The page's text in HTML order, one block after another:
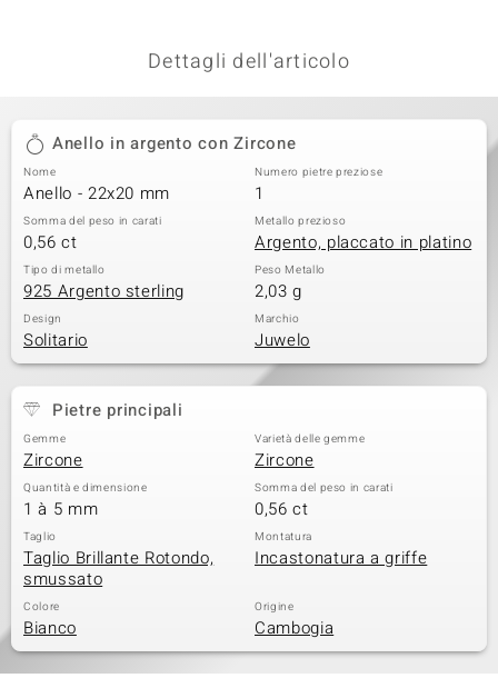
Dettagli dell'articolo
Anello in argento con Zircone
Nome
Anello - 22x20 mm
Numero pietre preziose
1
Somma del peso in carati
0,56 ct
Metallo prezioso
Argento, placcato in platino
Tipo di metallo
925 Argento sterling
Peso Metallo
2,03 g
Design
Solitario
Marchio
Juwelo
Pietre principali
Gemme
Zircone
Varietà delle gemme
Zircone
Quantità e dimensione
1 à 5 mm
Somma del peso in carati
0,56 ct
Taglio
Taglio Brillante Rotondo,
smussato
Montatura
Incastonatura a griffe
Colore
Bianco
Origine
Cambogia